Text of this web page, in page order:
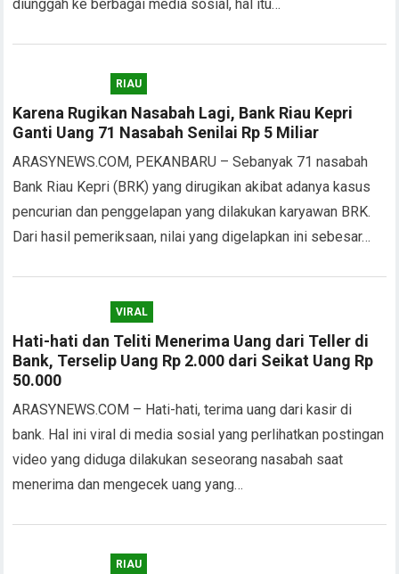
diunggah ke berbagai media sosial, hal itu…
RIAU
Karena Rugikan Nasabah Lagi, Bank Riau Kepri
Ganti Uang 71 Nasabah Senilai Rp 5 Miliar
ARASYNEWS.COM, PEKANBARU – Sebanyak 71 nasabah
Bank Riau Kepri (BRK) yang dirugikan akibat adanya kasus
pencurian dan penggelapan yang dilakukan karyawan BRK.
Dari hasil pemeriksaan, nilai yang digelapkan ini sebesar…
VIRAL
Hati-hati dan Teliti Menerima Uang dari Teller di
Bank, Terselip Uang Rp 2.000 dari Seikat Uang Rp
50.000
ARASYNEWS.COM – Hati-hati, terima uang dari kasir di
bank. Hal ini viral di media sosial yang perlihatkan postingan
video yang diduga dilakukan seseorang nasabah saat
menerima dan mengecek uang yang…
RIAU